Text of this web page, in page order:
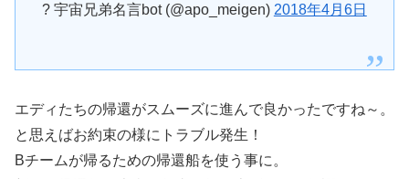
? 宇宙兄弟名言bot (@apo_meigen) 2018年4月6日
エディたちの帰還がスムーズに進んで良かったですね～。
と思えばお約束の様にトラブル発生！
Bチームが帰るための帰還船を使う事に。